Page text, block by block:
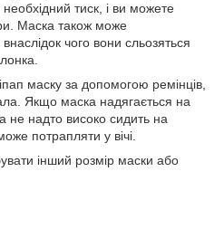
тиск, і ви можете
Маска також може
чого вони сльозяться
маску за допомогою ремінців,
Якщо маска надягається на
не надто високо сидить на
потрапляти у вічі.
інший розмір маски або